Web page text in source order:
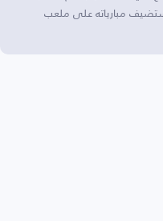
مبارياته على ملعب